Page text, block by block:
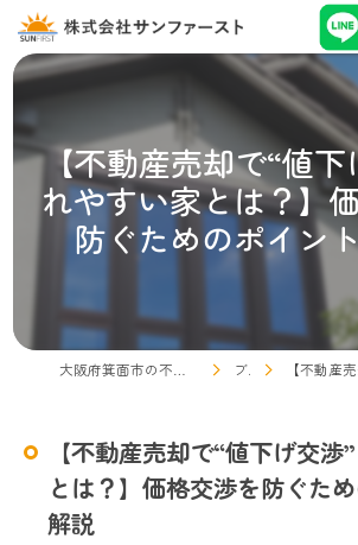
【不動産売却で“値下
れやすい家とは？】
防ぐためのポイン
ブログ 【不動産売却で“値下げ交渉
【不動産売却で“値下げ交
とは？】価格交渉を防ぐた
解説